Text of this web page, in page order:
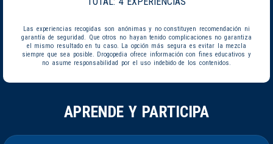
Las experiencias recogidas son anónimas y no constituyen recomendación ni
garantía de seguridad. Que otros no hayan tenido complicaciones no garantiza
el mismo resultado en tu caso. La opción más segura es evitar la mezcla
siempre que sea posible. Drogopedia ofrece información con fines educativos y
no asume responsabilidad por el uso indebido de los contenidos.
APRENDE Y PARTICIPA